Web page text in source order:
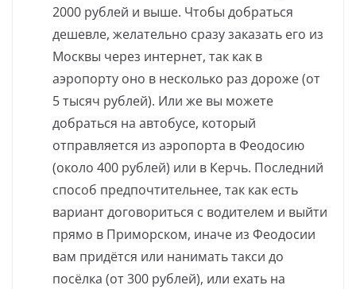
2000 рублей и выше. Чтобы добраться
дешевле, желательно сразу заказать его из
Москвы через интернет, так как в
аэропорту оно в несколько раз дороже (от
5 тысяч рублей). Или же вы можете
добраться на автобусе, который
отправляется из аэропорта в Феодосию
(около 400 рублей) или в Керчь. Последний
способ предпочтительнее, так как есть
вариант договориться с водителем и выйти
прямо в Приморском, иначе из Феодосии
вам придётся или нанимать такси до
посёлка (от 300 рублей), или ехать на